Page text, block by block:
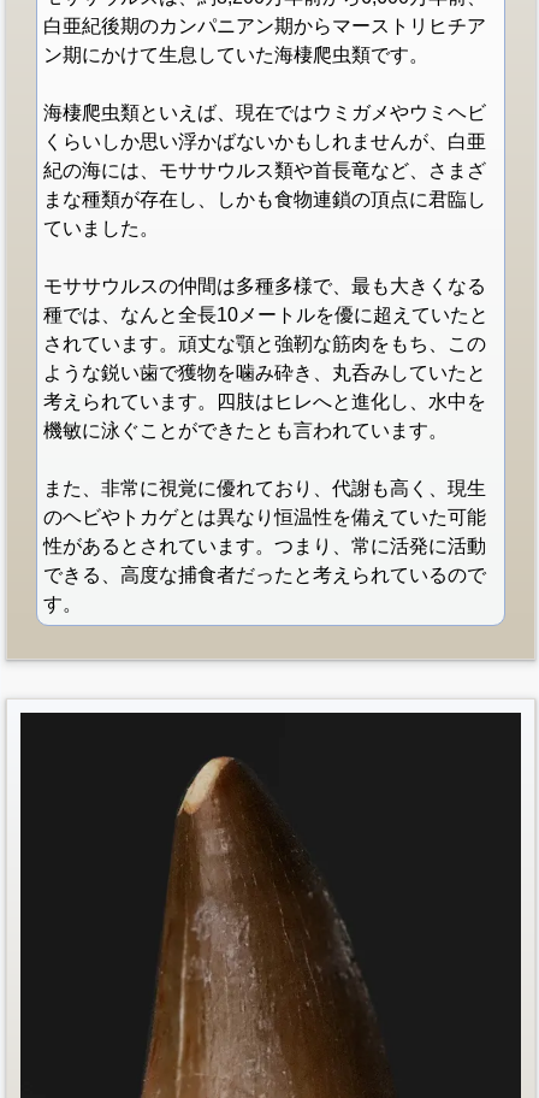
白亜紀後期のカンパニアン期からマーストリヒチア
ン期にかけて生息していた海棲爬虫類です。
海棲爬虫類といえば、現在ではウミガメやウミヘビ
くらいしか思い浮かばないかもしれませんが、白亜
紀の海には、モササウルス類や首長竜など、さまざ
まな種類が存在し、しかも食物連鎖の頂点に君臨し
ていました。
モササウルスの仲間は多種多様で、最も大きくなる
種では、なんと全長10メートルを優に超えていたと
されています。頑丈な顎と強靭な筋肉をもち、この
ような鋭い歯で獲物を噛み砕き、丸呑みしていたと
考えられています。四肢はヒレへと進化し、水中を
機敏に泳ぐことができたとも言われています。
また、非常に視覚に優れており、代謝も高く、現生
のヘビやトカゲとは異なり恒温性を備えていた可能
性があるとされています。つまり、常に活発に活動
できる、高度な捕食者だったと考えられているので
す。